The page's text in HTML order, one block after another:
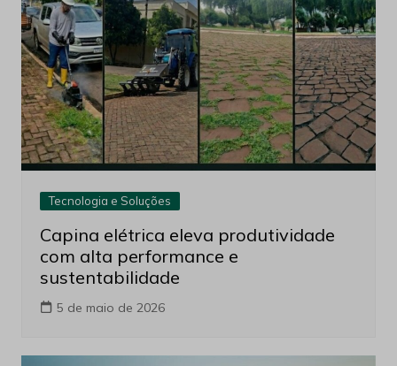
Tecnologia e Soluções
Capina elétrica eleva produtividade
com alta performance e
sustentabilidade
5 de maio de 2026